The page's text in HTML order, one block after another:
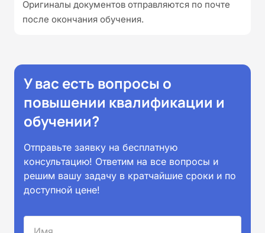
Оригиналы документов отправляются по почте
после окончания обучения.
У вас есть вопросы о
повышении квалификации и
обучении?
Отправьте заявку на бесплатную
консультацию! Ответим на все вопросы и
решим вашу задачу в кратчайшие сроки и по
доступной цене!